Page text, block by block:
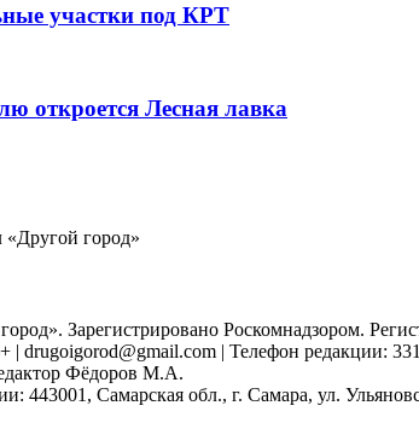
участки под КРТ
откроется Лесная лавка
«Другой город»
Зарегистрировано Роскомнадзором.
| drugoigorod@gmail.com | Телефон редакции:
Фёдоров М.А.
443001, Самарская обл., г. Самара, ул.